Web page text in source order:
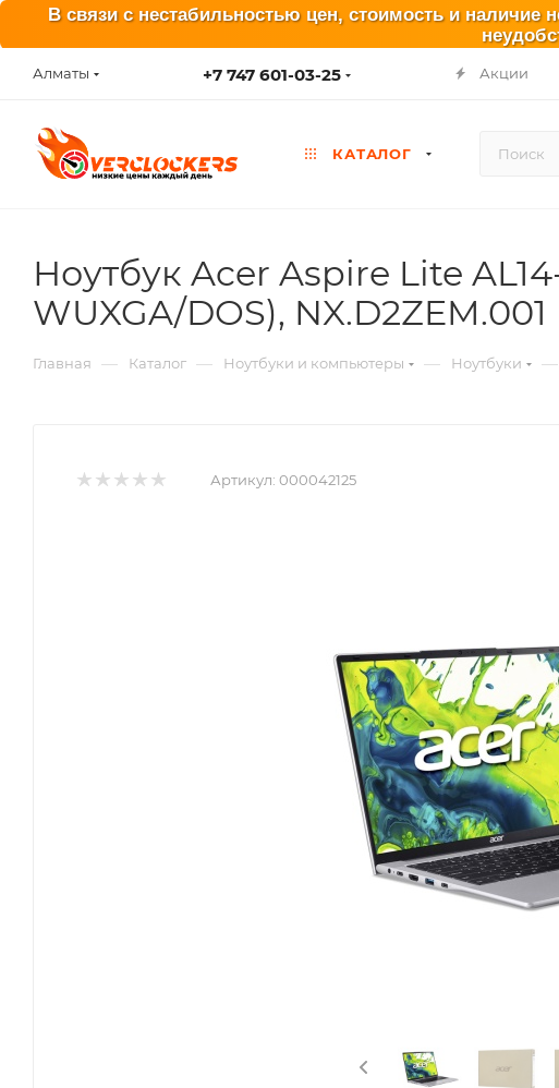
В связи с нестабильностью цен, стоимость и наличие
Алматы +7 747 601-03-25 Акции
КАТАЛОГ
Ноутбук Acer Aspire Lite
WUXGA/DOS), NX.D2ZEM.001
Главная — Каталог — Ноутбуки и компьютеры — Ноутбуки —
Артикул: 000042125